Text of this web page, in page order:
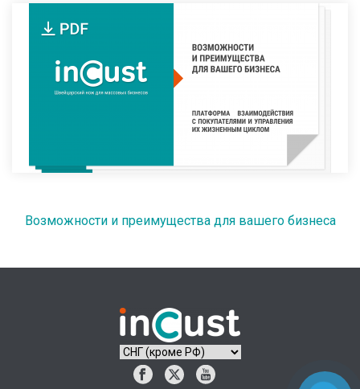
Возможности и преимущества для вашего бизнеса